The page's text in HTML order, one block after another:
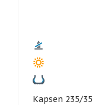
Kapsen 235/35 ZR19 91W XL S2000, Kapsen